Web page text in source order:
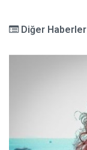
Diğer Haberler